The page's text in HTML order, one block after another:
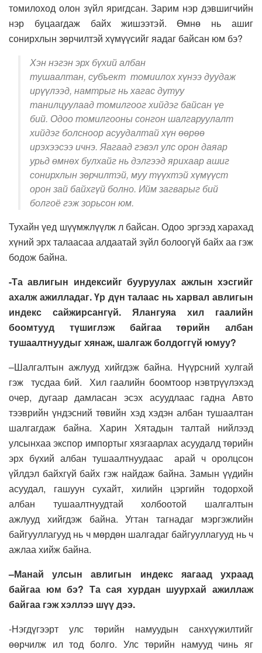
томилоход олон зүйл яригдсан. Зарим нэр дэвшигчийн
нэр буцаагдаж байх жишээтэй. Өмнө нь ашиг
сонирхлын зөрчилтэй хүмүүсийг яадаг байсан юм бэ?
Хэн нэгэн эрх бүхий албан
тушаалтан, субъект томиилох хүнээ дуудаж
ирүүлээд, намтрыг нь хагас дутуу
танилцуулаад томилгоог хийдэг байсан үе
бий. Одоо томилгооны сонгон шалгаруулалт
хийдэг болсноор асуудалтай хүн өөрөө
ирэхээсээ ичнэ. Яагаад гэвэл улс орон даяар
урьд өмнөх булхайг нь дэлгээд ярихаар ашиг
сонирхлын зөрчилтэй, муу түүхтэй хүмүүст
орон зай байхгүй болно. Ийм загварыг бий
болгоё гэж зорьсон юм.
Тухайнүед шүүмжлүүлж л байсан.Одоо эргээд харахад
хүний эрхталаасааалдаатай зүйл болоогүй байх аа гэж
бодож байна.
-Та авлигын индексийг бууруулах ажлын хэсгийг
ахалж ажилладаг. Үр дүн талаас нь харвал авлигын
индекс сайжирсангүй. Ялангуяа хил гаалийн
боомтууд түшиглэж байгаа төрийн албан
тушаалтнуудыг хянаж, шалгаж болдоггүй юмуу?
–Шалгалтын ажлууд хийгдэж байна. Нүүрсний хулгай
гэж тусдаа бий. Хил гаалийн боомтоор нэвтрүүлэхэд
очер, дугаардамласан эсэх асуудлаас гаднаАвто
тээврийн үндэсний төвийн хэд хэдэн албан тушаалтан
шалгагдаж байна. Харин Хятадын талтай нийлээд
улсынхаа экспор импортыг хязгаарлах асуудалд төрийн
эрх бүхий албан тушаалтнуудаас
арай чоролцсон
үйлдэл байхгүй байх гэж найдаж байна.Замын үүдийн
асуудал, гашуун сухайт, хилийн цэргийн тодорхой
албан тушаалтнуудтай холбоотой шалгалтын
ажлууд хийгдэж байна. Угтан тагнадаг мэргэжлийн
байгууллагууд нь ч мөрдөн шалгадаг байгууллагууд нь ч
ажлаа хийж байна.
–Манай улсын авлигын индексяагаад ухраад
байгаа юм бэ? Та сая хурдан шуурхай ажиллаж
байгаа гэж хэллээ шүү дээ.
-Нэгдүгээрт улс төрийн намуудын санхүүжилтийг
өөрчилж ил тод болго. Улс төрийн намууд чинь яг